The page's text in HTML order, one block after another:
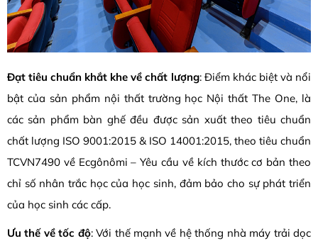
Đạt tiêu chuẩn khắt khe về chất lượng: Điểm khác biệt và nổi
bật của sản phẩm nội thất trường học Nội thất The One, là
các sản phẩm bàn ghế đều được sản xuất theo tiêu chuẩn
chất lượng ISO 9001:2015 & ISO 14001:2015, theo tiêu chuẩn
TCVN7490 về Ecgônômi – Yêu cầu về kích thước cơ bản theo
chỉ số nhân trắc học của học sinh, đảm bảo cho sự phát triển
của học sinh các cấp.
Ưu thế về tốc độ: Với thế mạnh về hệ thống nhà máy trải dọc